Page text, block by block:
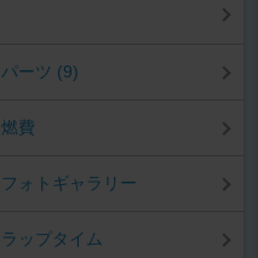
パーツ (9)
燃費
フォトギャラリー
ラップタイム